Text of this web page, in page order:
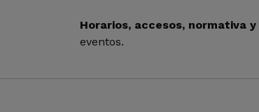
Horarios, accesos, normativa y
eventos.